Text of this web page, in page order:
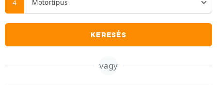
KERESÉS
vagy